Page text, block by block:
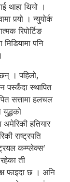
थाहा थियो ।
पर्‍यो । न्युयोर्क
रिपोर्टिङ
पनि
। पहिलो,
स्थापित
सत्तामा हलचल
हतियार
राष्ट्रपति
कम्प्लेक्स’
ती
फाइदा छ । अनि